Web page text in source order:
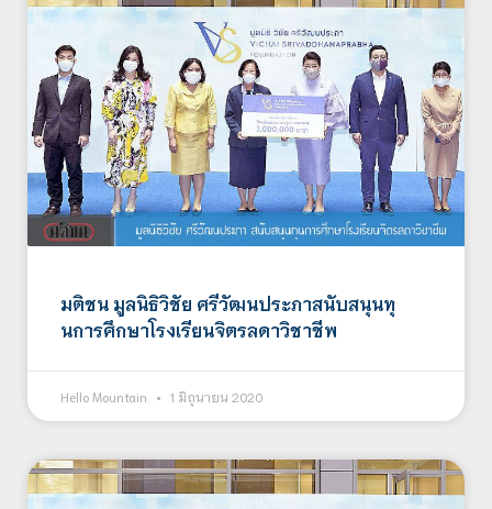
มติชน มูลนิธิวิชัย ศรีวัฒนประภาสนับสนุนทุ
นการศึกษาโรงเรียนจิตรลดาวิชาชีพ
Hello Mountain 1 มิถุนายน 2020